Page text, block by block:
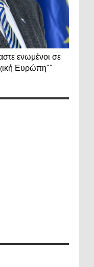
ενωμένοι σε
Ευρώπη""